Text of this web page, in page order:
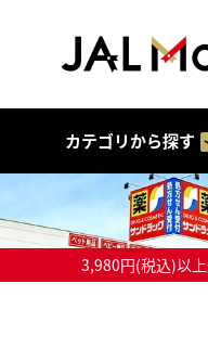
カテゴリから探す
3,980円(税込)以